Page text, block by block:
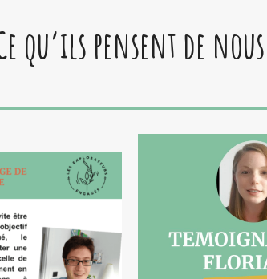
qu’ils pensent de nous